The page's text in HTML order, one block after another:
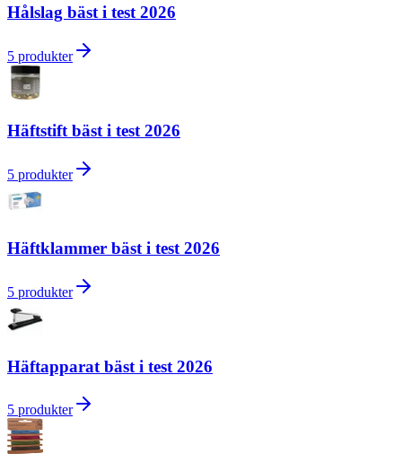
Hålslag bäst i test 2026
5 produkter
Häftstift bäst i test 2026
5 produkter
Häftklammer bäst i test 2026
5 produkter
Häftapparat bäst i test 2026
5 produkter